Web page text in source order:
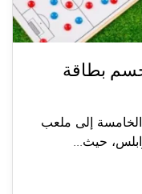
دقيقة لحسم بطاقة
الخامسة إلى ملعب
حيث...